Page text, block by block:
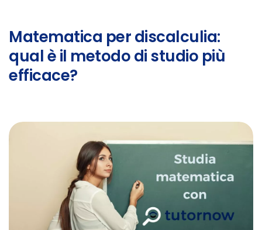
Matematica per discalculia:
qual è il metodo di studio più
efficace?